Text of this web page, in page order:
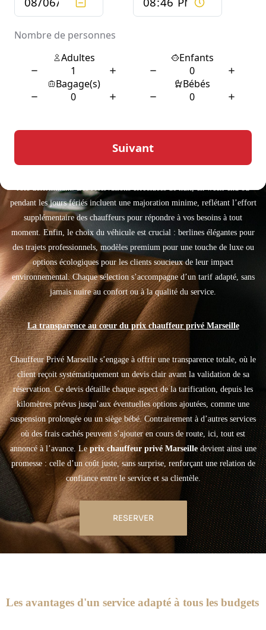
Qu'est-ce qui influence le prix chauffeur privé
Critères de tarification des chauffeurs privés à Marseille
Leprix chauffeur privé Marseilleest fixé sur approche méthodique et
précise, permettant à chaque client de comprendre les facteurs qui
rôle déterminant. Les réservations effectuées de nuit, en week-end ou
pendant les jours fériés incluent une majoration minime, reflétant l’effort
supplémentaire des chauffeurs pour répondre à vos besoins à tout
moment. Enfin, le choix du véhicule est crucial : berlines élégantes pour
des trajets professionnels, modèles premium pour une touche de luxe ou
options écologiques pour les clients soucieux de leur impact
environnemental. Chaque sélection s’accompagne d’un tarif adapté, sans
jamais nuire au confort ou à la qualité du service.
La transparence au cœur du prix chauffeur privé Marseille
Chauffeur Privé Marseille s’engage à offrir une transparence totale, où le
client reçoit systématiquement un devis clair avant la validation de sa
réservation. Ce devis détaille chaque aspect de la tarification, depuis les
kilomètres prévus jusqu’aux éventuelles options ajoutées, comme une
suspension prolongée ou un siège bébé. Contrairement à d’autres services
où des frais cachés peuvent s’ajouter en cours de route, ici, tout est
annoncé à l’avance. Leprix chauffeur privé Marseilledevient ainsi une
promesse : celle d’un coût juste, sans surprise, renforçant une relation de
confiance entre le service et sa clientèle.
RESERVER
Les avantages d'un service adapté à tous les budgets